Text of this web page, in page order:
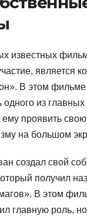
известных
является
В этом фильме
одного из
ему проявить
на большом
создал свой
получил
В этом
главную роль,